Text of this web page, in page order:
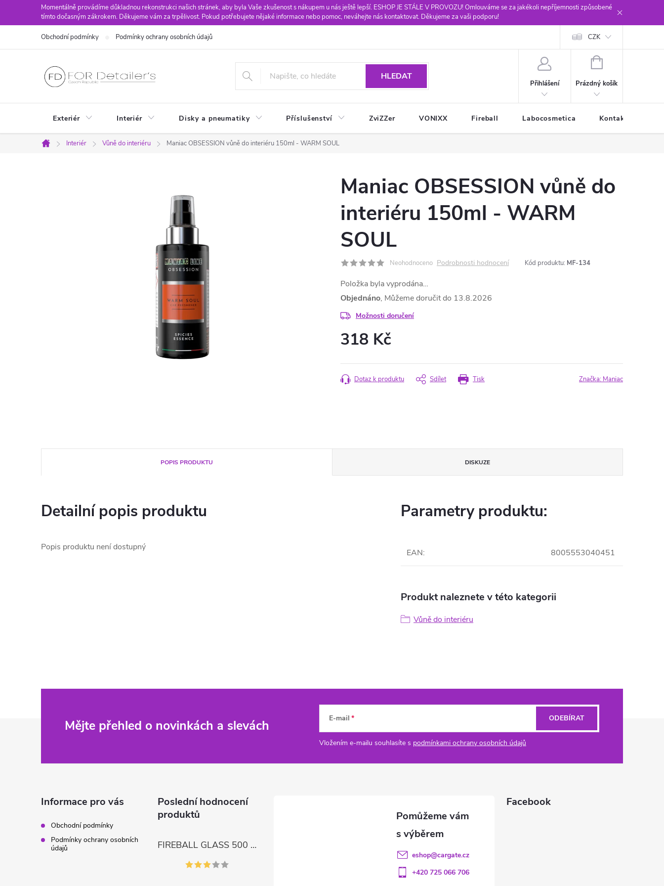
Momentálně provádíme důkladnou rekonstrukci našich stránek, aby byla Vaše zkušenost s nákupem u nás ještě lepší. ESHOP JE STÁLE V PROVOZU! Omlouváme se za jakékoli nepříjemnosti způsobené
tímto dočasným zákrokem. Děkujeme vám za trpělivost. Pokud potřebujete nějaké informace nebo pomoc, neváhejte nás kontaktovat. Děkujeme za vaši podporu!
Obchodní podmínky Podmínky ochrany osobních údajů CZK
HLEDAT
Přihlášení
NÁKUPNÍ
Prázdný košík
Exteriér Interiér Disky a pneumatiky Příslušenství ZviZZer VONIXX Fireball Labocosmetica Kontakty
Domů
Interiér Vůně do interiéru Maniac OBSESSION vůně do interiéru 150ml - WARM SOUL
Maniac OBSESSION vůně do
interiéru 150ml - WARM
SOUL
Neohodnoceno Podrobnosti hodnocení Kód produktu: MF-134
Položka byla vyprodána…
Objednáno
13.8.2026
Možnosti doručení
318 Kč
cena:
Tisk
Dotaz k produktu Sdílet Značka: Maniac
POPIS PRODUKTU DISKUZE
Detailní popis produktu
Popis produktu není dostupný
Parametry produktu:
EAN: 8005553040451
Produkt naleznete v této kategorii
Vůně do interiéru
Mějte přehled o novinkách a slevách E-mail
Vložením e-mailu souhlasíte s podmínkami ochrany osobních údajů
ODEBÍRAT
Informace pro vás
Obchodní podmínky
Podmínky ochrany osobních
údajů
Poslední hodnocení
produktů
FIREBALL GLASS 500 ml – čisticí prostředek na skla a LCD displeje
eshop@cargate.cz
+420 725 066 706
Facebook